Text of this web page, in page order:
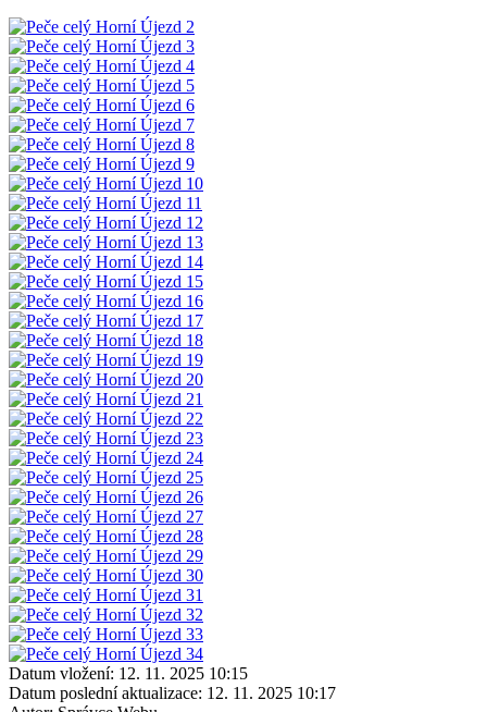
Datum vložení: 12. 11. 2025 10:15
Datum poslední aktualizace: 12. 11. 2025 10:17